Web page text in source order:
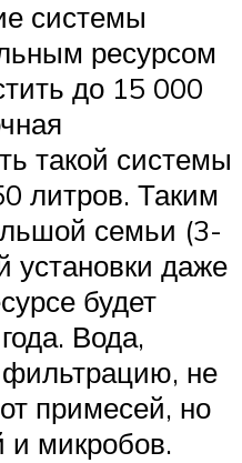
системы
ресурсом
до 15 000
такой системы
литров. Таким
семьи (3-
установки даже
будет
Вода,
не
примесей, но
и микробов.